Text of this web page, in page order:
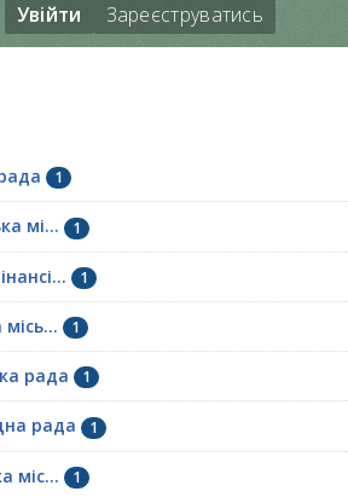
Увійти Зареєструватись
1
мі... 1
1
1
рада 1
рада 1
міс... 1